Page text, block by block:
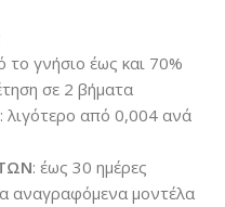
το γνήσιο έως και 70%
σε 2 βήματα
: λιγότερο από 0,004 ανά
: έως 30 ημέρες
αναγραφόμενα μοντέλα